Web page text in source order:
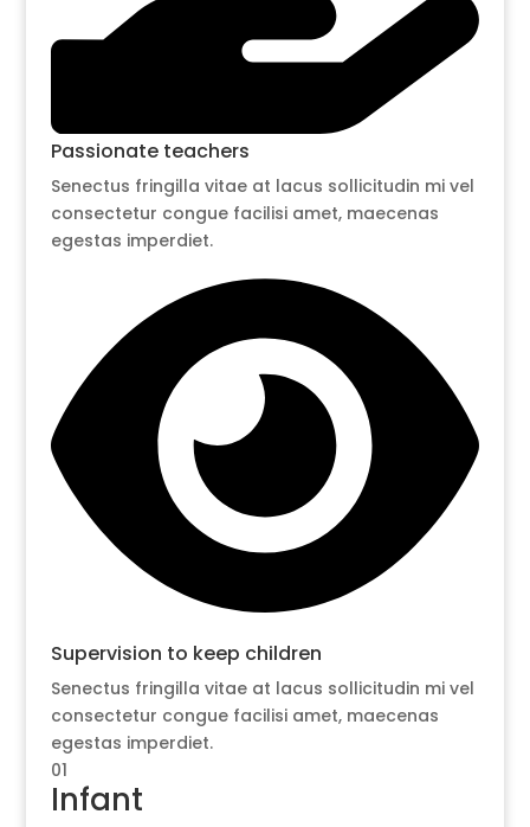
Passionate teachers
Senectus fringilla vitae at lacus sollicitudin mi vel
consectetur congue facilisi amet, maecenas
egestas imperdiet.
Supervision to keep children
Senectus fringilla vitae at lacus sollicitudin mi vel
consectetur congue facilisi amet, maecenas
egestas imperdiet.
01
Infant